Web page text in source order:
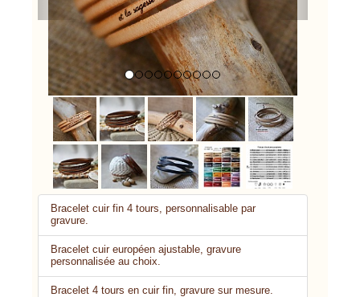
Bracelet cuir fin 4 tours, personnalisable par
gravure.
Bracelet cuir européen ajustable, gravure
personnalisée au choix.
Bracelet 4 tours en cuir fin, gravure sur mesure.